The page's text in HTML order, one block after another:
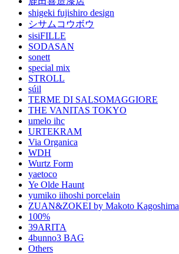
shigeki fujishiro design
シサムコウボウ
sisiFILLE
SODASAN
sonett
special mix
STROLL
súil
TERME DI SALSOMAGGIORE
THE VANITAS TOKYO
umelo ihc
URTEKRAM
Via Organica
WDH
Wurtz Form
yaetoco
Ye Olde Haunt
yumiko iihoshi porcelain
ZUAN&ZOKEI by Makoto Kagoshima
100%
39ARITA
4bunno3 BAG
Others